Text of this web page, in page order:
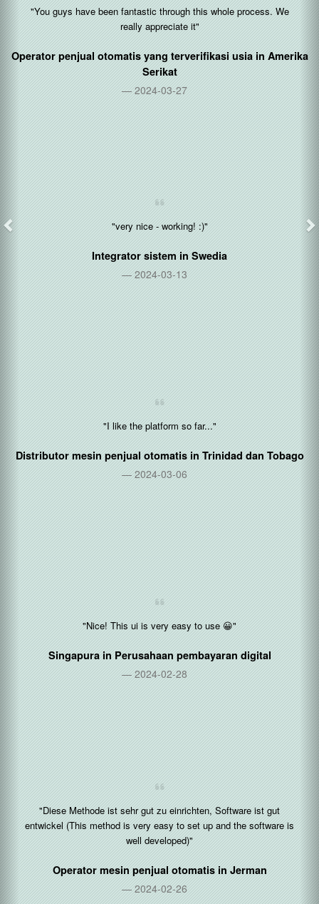
"You guys have been fantastic through this whole process. We
really appreciate it"
Operator penjual otomatis yang terverifikasi usia inAmerika
Serikat
2024-03-27
"very nice - working! :)"
Integrator sistem inSwedia
2024-03-13
"I like the platform so far..."
Distributor mesin penjual otomatis inTrinidad dan Tobago
2024-03-06
"Nice! This ui is very easy to use 😀"
Singapura inPerusahaan pembayaran digital
2024-02-28
"Diese Methode ist sehr gut zu einrichten, Software ist gut
entwickel (This method is very easy to set up and the software is
well developed)"
Operator mesin penjual otomatis inJerman
2024-02-26